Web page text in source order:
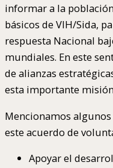
informar a la
básicos de VIH/Sida,
respuesta Nacional
mundiales. En este
de alianzas
esta importante
Mencionamos
este acuerdo de
Apoyar el